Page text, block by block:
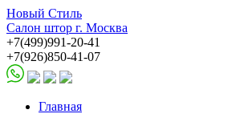
Новый Стиль
Салон штор г. Москва
+7(499)991-20-41
+7(926)850-41-07
Главная